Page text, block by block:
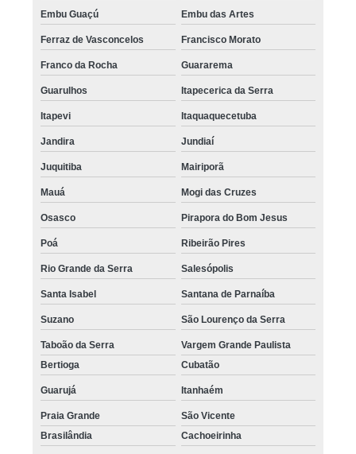
Embu Guaçú Embu das Artes
Ferraz de Vasconcelos Francisco Morato
Franco da Rocha Guararema
Guarulhos Itapecerica da Serra
Itapevi Itaquaquecetuba
Jandira Jundiaí
Juquitiba Mairiporã
Mauá Mogi das Cruzes
Osasco Pirapora do Bom Jesus
Poá Ribeirão Pires
Rio Grande da Serra Salesópolis
Santa Isabel Santana de Parnaíba
Suzano São Lourenço da Serra
Taboão da Serra
Vargem Grande Paulista
Bertioga
Cubatão
Guarujá Itanhaém
Praia Grande
São Vicente
Brasilândia
Cachoeirinha